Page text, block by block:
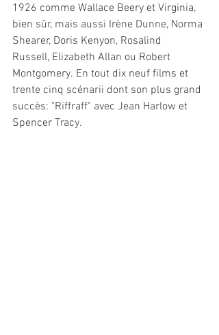
1926 comme Wallace Beery et Virginia,
bien sûr, mais aussi Irène Dunne, Norma
Shearer, Doris Kenyon, Rosalind
Russell, Elizabeth Allan ou Robert
Montgomery. En tout dix neuf films et
trente cinq scénarii dont son plus grand
succès: "Riffraff" avec Jean Harlow et
Spencer Tracy.